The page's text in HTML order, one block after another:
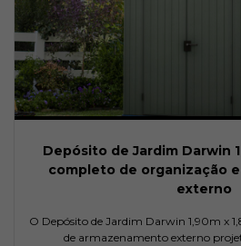
Depósito de Jardim Darwin
completo de organização
externo
O Depósito de Jardim Darwin 1,90m x
de armazenamento externo